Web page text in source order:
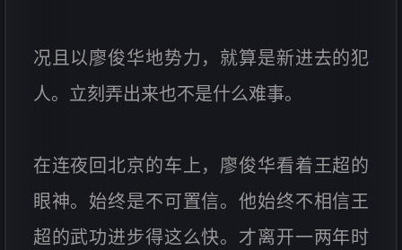
况且以廖俊华地势力，就算是新进去的犯
人。立刻弄出来也不是什么难事。
在连夜回北京的车上，廖俊华看着王超的
眼神。始终是不可置信。他始终不相信王
超的武功进步得这么快。才离开一两年时